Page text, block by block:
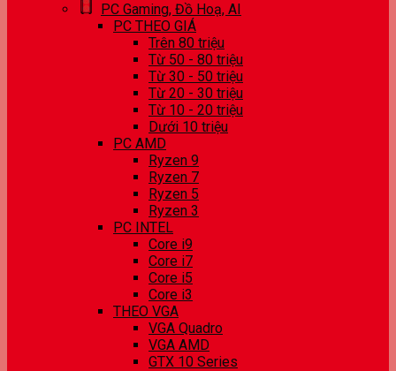
PC Gaming, Đồ Hoạ, AI
PC THEO GIÁ
Trên 80 triệu
Từ 50 - 80 triệu
Từ 30 - 50 triệu
Từ 20 - 30 triệu
Từ 10 - 20 triệu
Dưới 10 triệu
PC AMD
Ryzen 9
Ryzen 7
Ryzen 5
Ryzen 3
PC INTEL
Core i9
Core i7
Core i5
Core i3
THEO VGA
VGA Quadro
VGA AMD
GTX 10 Series